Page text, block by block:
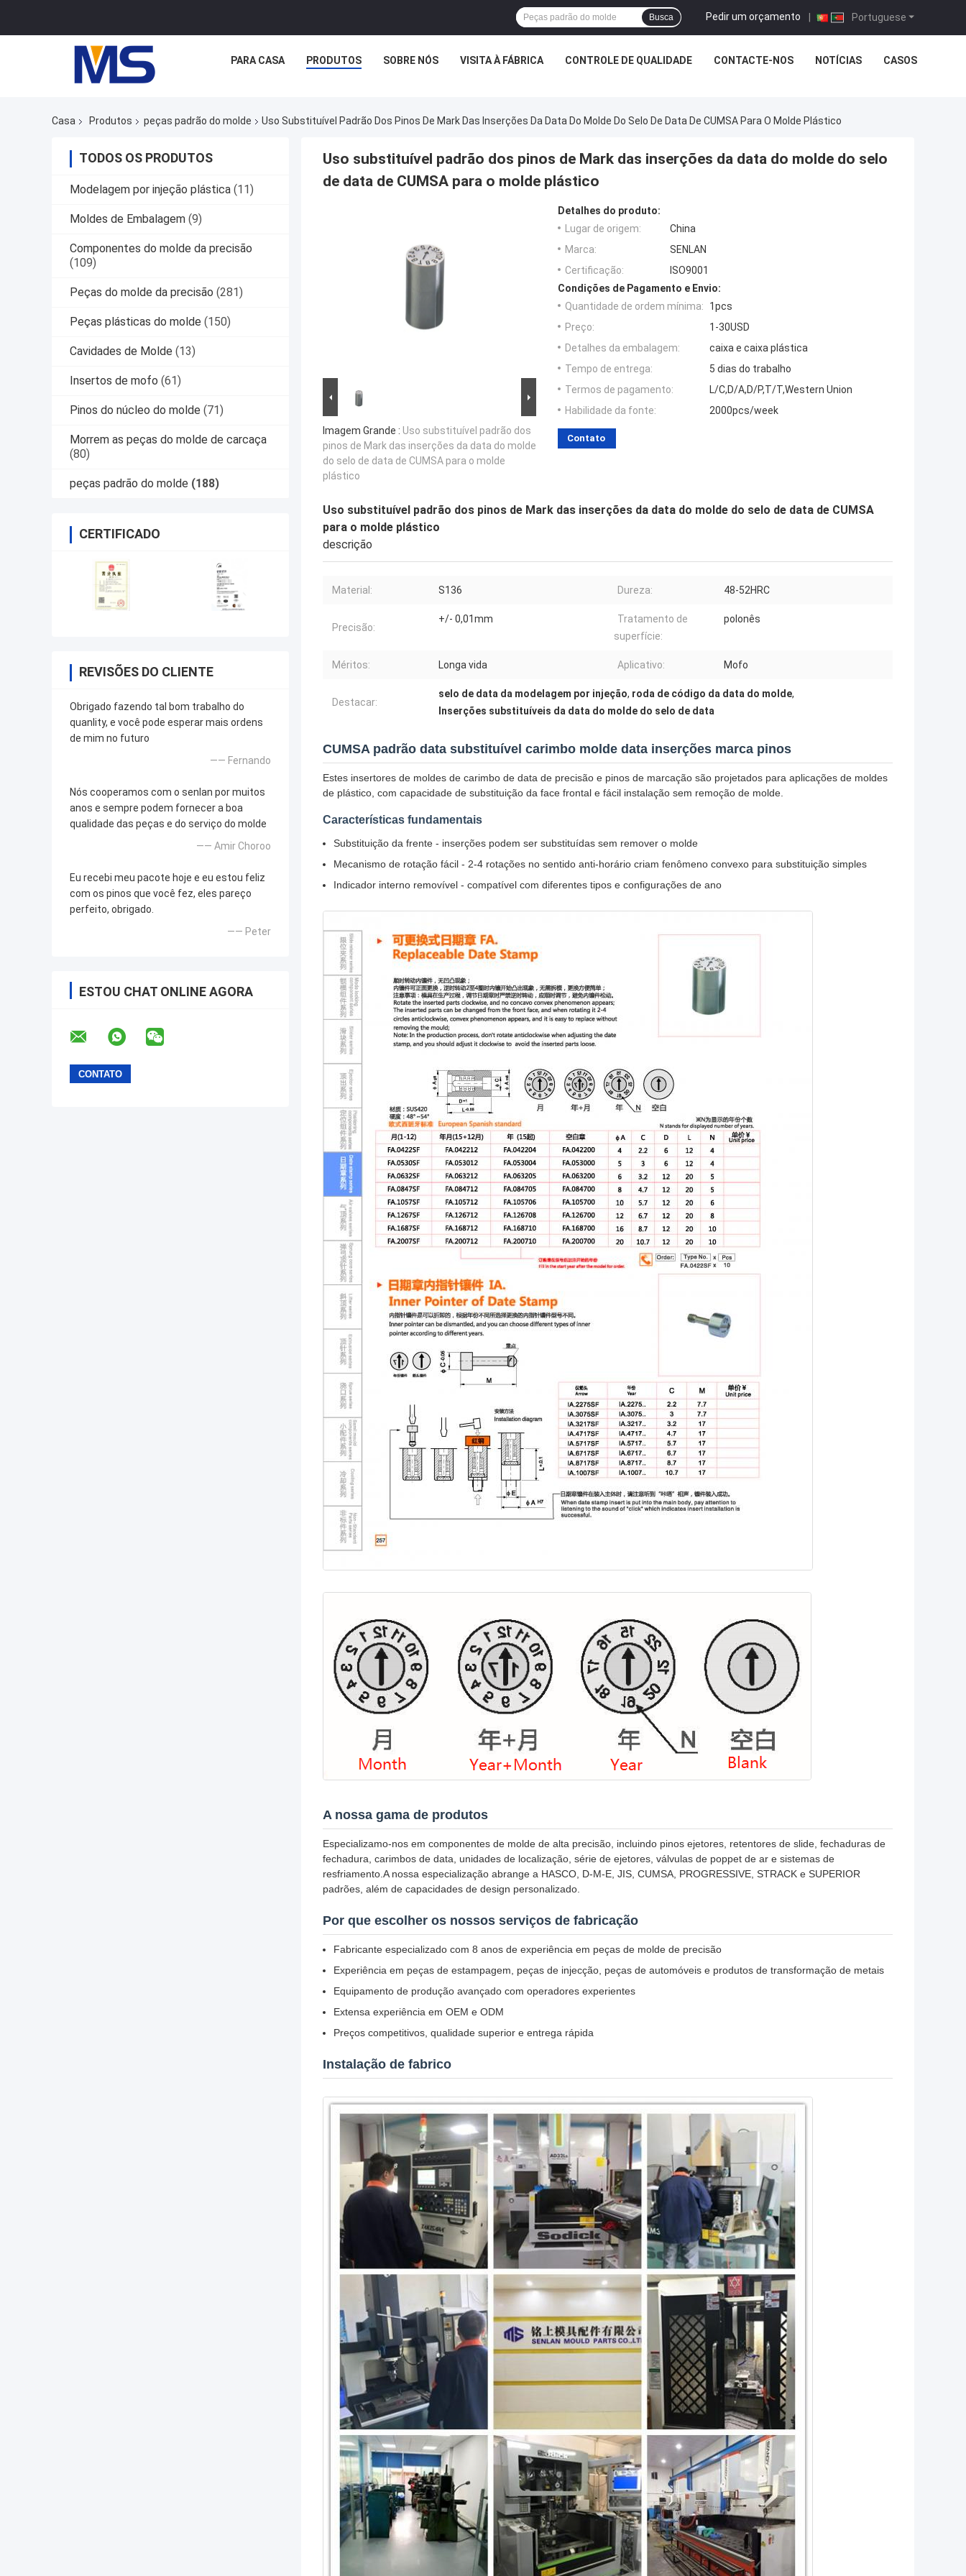
Portuguese
Pedir um orçamento |
Busca
PARA CASA PRODUTOS SOBRE NÓS VISITA À FÁBRICA CONTROLE DE QUALIDADE CONTACTE-NOS NOTÍCIAS CASOS
Casa Produtos peças padrão do molde Uso Substituível Padrão Dos Pinos De Mark Das Inserções Da Data Do Molde Do Selo De Data De CUMSA Para O Molde Plástico
TODOS OS PRODUTOS
Modelagem por injeção plástica (11)
Moldes de Embalagem (9)
Componentes do molde da precisão
(109)
Peças do molde da precisão (281)
Peças plásticas do molde (150)
Cavidades de Molde (13)
Insertos de mofo (61)
Pinos do núcleo do molde (71)
Morrem as peças do molde de carcaça
(80)
peças padrão do molde (188)
CERTIFICADO
REVISÕES DO CLIENTE
Obrigado fazendo tal bom trabalho do
quanlity, e você pode esperar mais ordens
de mim no futuro
—— Fernando
Nós cooperamos com o senlan por muitos
anos e sempre podem fornecer a boa
qualidade das peças e do serviço do molde
—— Amir Choroo
Eu recebi meu pacote hoje e eu estou feliz
com os pinos que você fez, eles pareço
perfeito, obrigado.
—— Peter
ESTOU CHAT ONLINE AGORA
Uso substituível padrão dos pinos de Mark das inserções da data do molde do selo
de data de CUMSA para o molde plástico
Imagem Grande : Uso substituível padrão dos
pinos de Mark das inserções da data do molde
do selo de data de CUMSA para o molde
plástico
Detalhes do produto:
Lugar de origem:
China
Marca:
SENLAN
Certificação:
ISO9001
Condições de Pagamento e Envio:
Quantidade de ordem mínima:
1pcs
Preço:
1-30USD
Detalhes da embalagem:
caixa e caixa plástica
Tempo de entrega:
5 dias do trabalho
Termos de pagamento:
L/C,D/A,D/P,T/T,Western Union
Habilidade da fonte:
2000pcs/week
Contato
Uso substituível padrão dos pinos de Mark das inserções da data do molde do selo de data de CUMSA
para o molde plástico
descrição
Material: S136 Dureza: 48-52HRC
Precisão:
+/- 0,01mm
Tratamento de
superfície:
polonês
Méritos: Longa vida Aplicativo: Mofo
Destacar:
selo de data da modelagem por injeção, roda de código da data do molde,
Inserções substituíveis da data do molde do selo de data
CUMSA padrão data substituível carimbo molde data inserções marca pinos
Estes insertores de moldes de carimbo de data de precisão e pinos de marcação são projetados para aplicações de moldes
de plástico, com capacidade de substituição da face frontal e fácil instalação sem remoção de molde.
Características fundamentais
Substituição da frente - inserções podem ser substituídas sem remover o molde
Mecanismo de rotação fácil - 2-4 rotações no sentido anti-horário criam fenômeno convexo para substituição simples
Indicador interno removível - compatível com diferentes tipos e configurações de ano
A nossa gama de produtos
Especializamo-nos em componentes de molde de alta precisão, incluindo pinos ejetores, retentores de slide, fechaduras de
fechadura, carimbos de data, unidades de localização, série de ejetores, válvulas de poppet de ar e sistemas de
resfriamento.A nossa especialização abrange a HASCO, D-M-E, JIS, CUMSA, PROGRESSIVE, STRACK e SUPERIOR
padrões, além de capacidades de design personalizado.
Por que escolher os nossos serviços de fabricação
Fabricante especializado com 8 anos de experiência em peças de molde de precisão
Experiência em peças de estampagem, peças de injecção, peças de automóveis e produtos de transformação de metais
Equipamento de produção avançado com operadores experientes
Extensa experiência em OEM e ODM
Preços competitivos, qualidade superior e entrega rápida
Instalação de fabrico